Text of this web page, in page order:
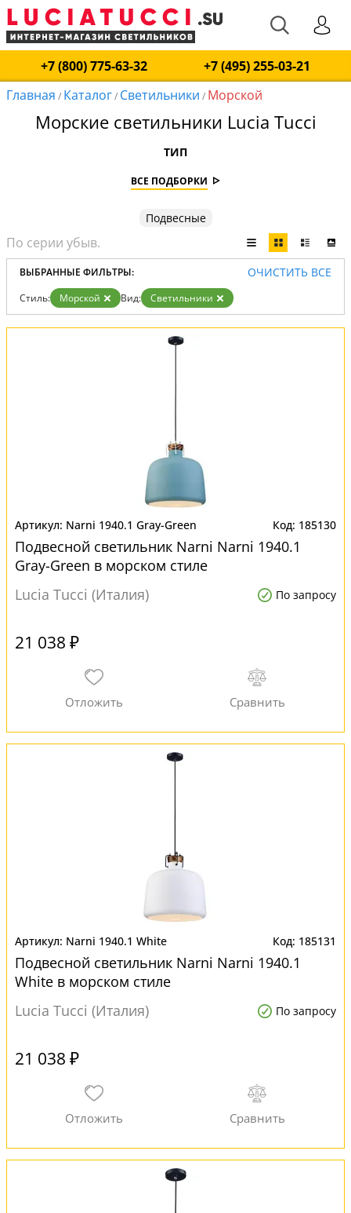
+7 (800) 775-63-32
+7 (495) 255-03-21
Главная / Каталог/ Светильники / Морской
Морские светильники Lucia Tucci
ТИП
ВСЕ ПОДБОРКИ
Подвесные
ВЫБРАННЫЕ ФИЛЬТРЫ: ОЧИСТИТЬ ВСЕ
Стиль: Морской Вид: Светильники
Narni 1940.1 Gray-Green 185130
Подвесной светильник Narni Narni 1940.1
Gray-Green в морском стиле
Lucia Tucci (Италия)
По запросу
21 038 ₽
Narni 1940.1 White 185131
Подвесной светильник Narni Narni 1940.1
White в морском стиле
Lucia Tucci (Италия)
По запросу
21 038 ₽